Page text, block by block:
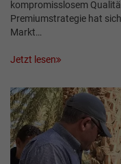
kompromisslosem
Premiumstrategie hat
Markt…
Jetzt lesen